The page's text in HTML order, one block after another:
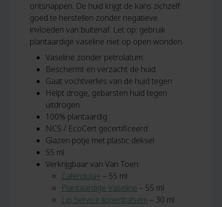
ontsnappen. De huid krijgt de kans zichzelf
goed te herstellen zonder negatieve
invloeden van buitenaf. Let op: gebruik
plantaardige vaseline niet op open wonden.
Vaseline zonder petrolatum
Beschermt en verzacht de huid
Gaat vochtverlies van de huid tegen
Helpt droge, gebarsten huid tegen
uitdrogen
100% plantaardig
NCS / EcoCert gecertificeerd
Glazen potje met plastic deksel
55 ml
Verkrijgbaar van Van Toen:
Calendula+ – 55 ml
Plantaardige Vaseline – 55 ml
Lip Service lippenbalsem – 30 ml